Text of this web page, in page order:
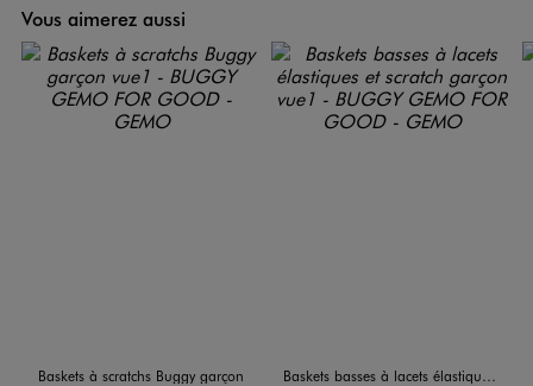
Vous aimerez aussi
Baskets à scratchs Buggy garçon Baskets basses à lacets élastiques et scratch garçon